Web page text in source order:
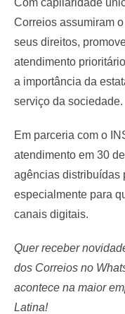
Com capilaridade
Correios assumiram
seus direitos,
atendimento
a importância da
serviço da sociedade.
Em parceria com o
atendimento em 30
agências distribuídas
especialmente para
canais digitais.
Quer receber
dos Correios no
acontece na maior
Latina!